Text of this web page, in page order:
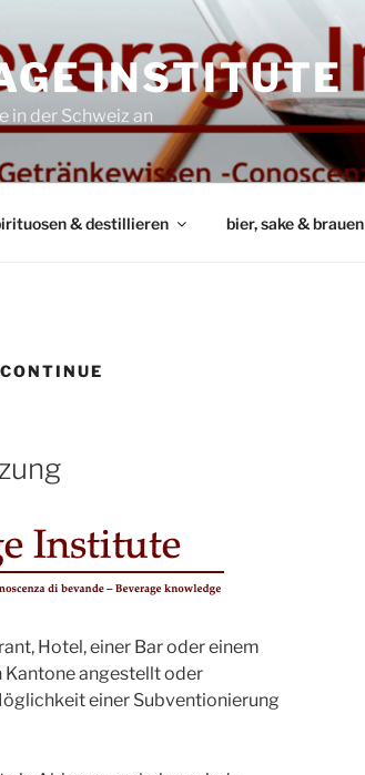
INSTITUTE
in der Schweiz an
& destillieren bier, sake & brauen
Hotel, einer Bar oder einem
angestellt oder
einer Subventionierung